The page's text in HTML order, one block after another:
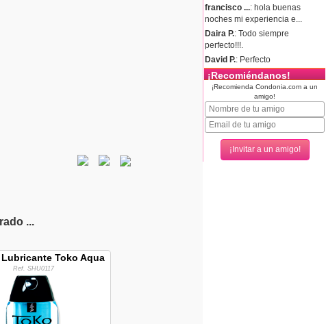
...
Toko Aqua
Ref. SHU0117
francisco ...: hola buenas
noches mi experiencia e...
Daira P.: Todo siempre
perfecto!!!.
David P.: Perfecto
¡Recomiéndanos!
¡Recomienda Condonia.com a un
amigo!